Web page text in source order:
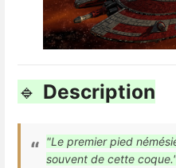
🔹 Description
"Le premier pied
souvent de cette